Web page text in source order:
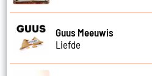
Guus Meeuwis
Liefde